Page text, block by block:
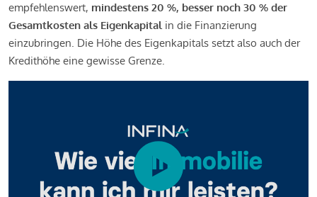
empfehlenswert, mindestens 20 %, besser noch 30 % der
Gesamtkosten als Eigenkapital in die Finanzierung
einzubringen. Die Höhe des Eigenkapitals setzt also auch der
Kredithöhe eine gewisse Grenze.